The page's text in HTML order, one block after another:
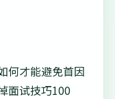
何才能避免首因
面试技巧100